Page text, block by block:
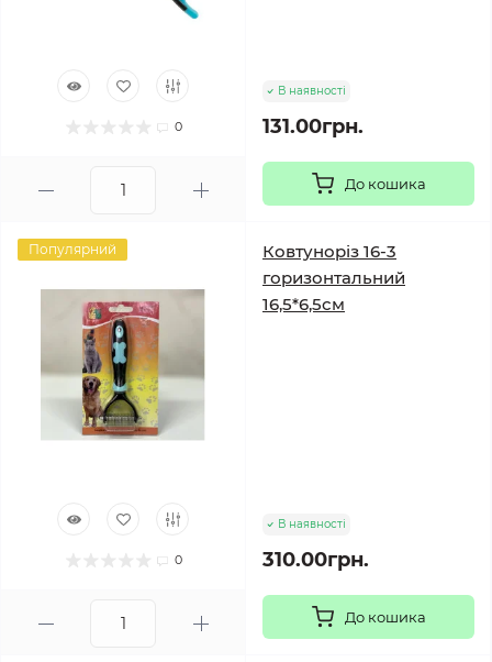
0
В наявності
131.00грн.
До кошика
Популярний
0
Ковтуноріз 16-3
горизонтальний
16,5*6,5см
В наявності
310.00грн.
До кошика